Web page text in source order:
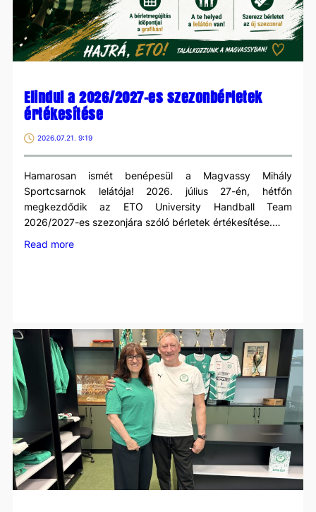
Elindul a 2026/2027-es szezonbérletek
értékesítése
2026.07.21. 9:19
Hamarosan ismét benépesül a Magvassy Mihály
Sportcsarnok lelátója! 2026. július 27-én, hétfőn
megkezdődik az ETO University Handball Team
2026/2027-es szezonjára szóló bérletek értékesítése.…
Read more:
értékesítése